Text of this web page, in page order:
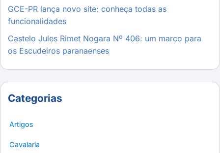
GCE-PR lança novo site: conheça todas as
funcionalidades
Castelo Jules Rimet Nogara Nº 406: um marco para
os Escudeiros paranaenses
Categorias
Artigos
Cavalaria